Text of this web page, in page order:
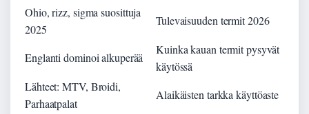
Ohio, rizz, sigma suosittuja
2025
Tulevaisuuden termit 2026
Englanti dominoi alkuperää
Kuinka kauan termit pysyvät
käytössä
Lähteet: MTV, Broidi,
Parhaatpalat
Alaikäisten tarkka käyttöaste